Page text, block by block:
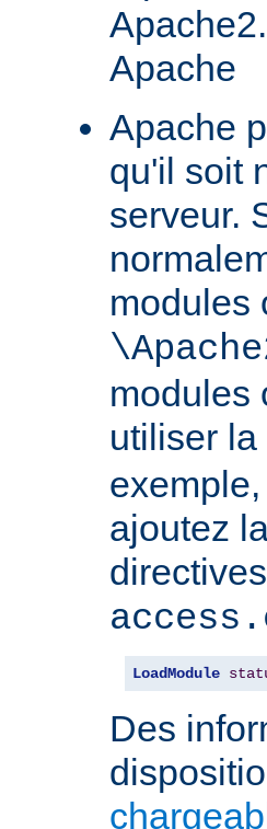
Apache
Apache
qu'il soit
serveur.
modules
modules
utiliser
ajoutez
LoadModule
Des